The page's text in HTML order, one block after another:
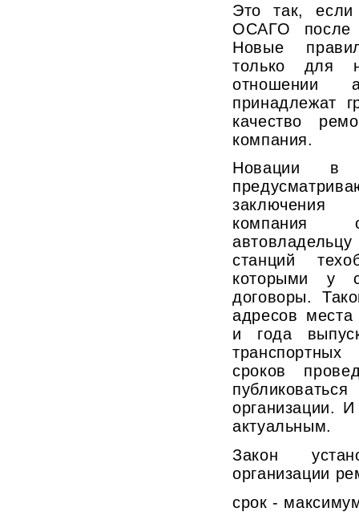
Это так,
ОСАГО после
Новые
только для
отношении
принадлежат
качество
компания.
Новации
заключения
компания
станций
которыми у
договоры.
адресов
и года
сроков
организации.
актуальным.
Закон
организации
срок -